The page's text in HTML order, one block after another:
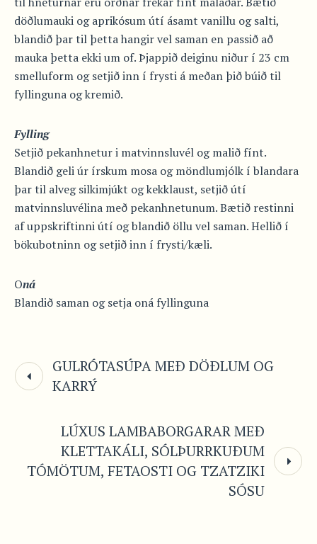
döðlumauki og aprikósum útí ásamt vanillu og salti,
blandið þar til þetta hangir vel saman en passið að
mauka þetta ekki um of. Þjappið deiginu niður í 23 cm
smelluform og setjið inn í frysti á meðan þið búið til
fyllinguna og kremið.
Fylling
Setjið pekanhnetur i matvinnsluvél og malið fínt.
Blandið geli úr írskum mosa og möndlumjólk í blandara
þar til alveg silkimjúkt og kekklaust, setjið útí
matvinnsluvélina með pekanhnetunum. Bætið restinni
af uppskriftinni útí og blandið öllu vel saman. Hellið í
bökubotninn og setjið inn í frysti/kæli.
Oná
Blandið saman og setja oná fyllinguna
GULRÓTASÚPA MEÐ DÖÐLUM OG
KARRÝ
LÚXUS LAMBABORGARAR MEÐ
KLETTAKÁLI, SÓLÞURRKUÐUM
TÓMÖTUM, FETAOSTI OG TZATZIKI
SÓSU